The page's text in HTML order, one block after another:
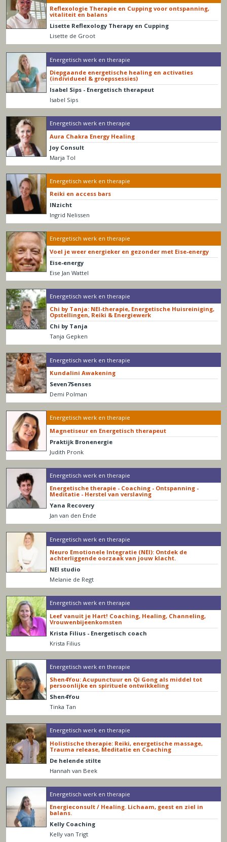
Reflexologie Therapie en Cupping voor ontspanning,
vitaliteit en balans
Lisette Reflexology Therapy en Cupping
Lisette de Groot
Energetisch werk en therapie
Diepgaande energetische healing en activaties
(individueel & groepssessies)
Isabel Sips - Energetisch therapeut
Isabel Sips
Energetisch werk en therapie
Aura Chakra Energy Healing
Joy Consult
Marja Tol
Energetisch werk en therapie
Reiki en access bars
INzicht
Ingrid Nelissen
Energetisch werk en therapie
Voel je weer energieker en gezonder met Eise-energy
Eise-energy
Eise Jan Wattel
Energetisch werk en therapie
Chi by Tanja: NEI-therapie, Energetische Huisreiniging,
Opstellingen, Reiki & Energiewerk
Chi by Tanja
Tanja Gepken
Energetisch werk en therapie
Kundalini Awakening
Seven7Senses
Demi Polman
Energetisch werk en therapie
Magnetiseur en Energetisch therapeut
Praktijk Bronenergie
Judith Pronk
Energetisch werk en therapie
Energetische therapie - Coaching - Ontspanning -
Meditatie - Herstel van verslaving
Yana Recovery
Jan van den Ende
Energetisch werk en therapie
Neuro Emotionele Integratie (NEI): Ontdek de
achterliggende oorzaak van jouw klacht.
NEI studio
Melanie de Regt
Energetisch werk en therapie
Leef vanuit je Hart! Coaching, Healing, Channeling,
Vrouwenbijeenkomsten
Krista Filius - Energetisch coach
Krista Filius
Energetisch werk en therapie
Shen4You: Acupunctuur en Qi Gong als middel tot
persoonlijke en spirituele ontwikkeling
Shen4You
Tinka Tan
Energetisch werk en therapie
Holistische therapie: Reiki, energetische massage,
Trauma release, Meditatie en Coaching
De helende stilte
Hannah van Beek
Energetisch werk en therapie
Energieconsult / Healing. Lichaam, geest en ziel in
balans.
Kelly Coaching
Kelly van Trigt